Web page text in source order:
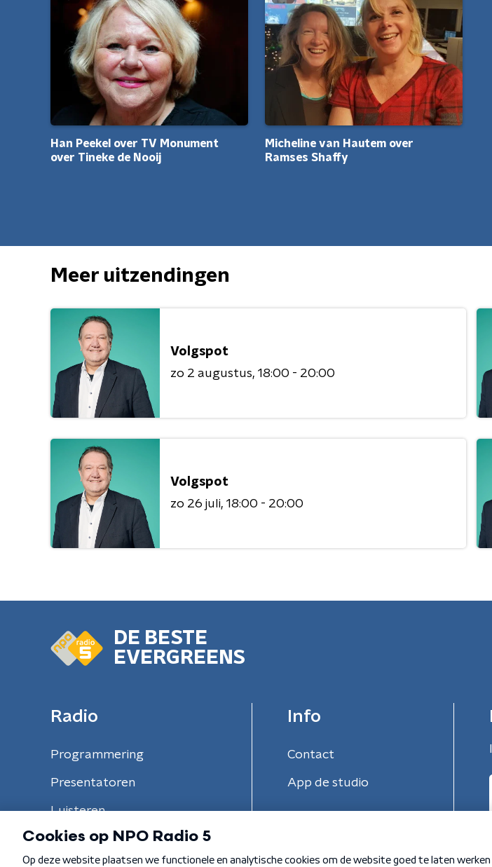
Han Peekel over TV Monument
over Tineke de Nooij
Micheline van Hautem over
Ramses Shaffy
Meer uitzendingen
Volgspot
zo 2 augustus 18:00 - 20:00
Volgspot
zo 26 juli 18:00 - 20:00
DE BESTE
EVERGREENS
Radio
Programmering
Presentatoren
Luisteren
Info
Contact
App de studio